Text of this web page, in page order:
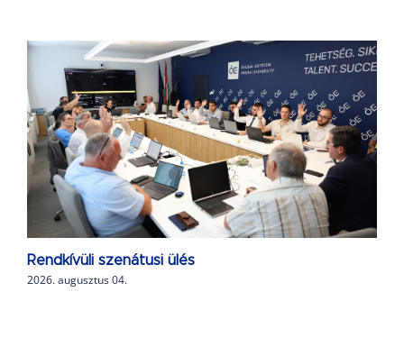
Rendkívüli szenátusi ülés
2026. augusztus 04.